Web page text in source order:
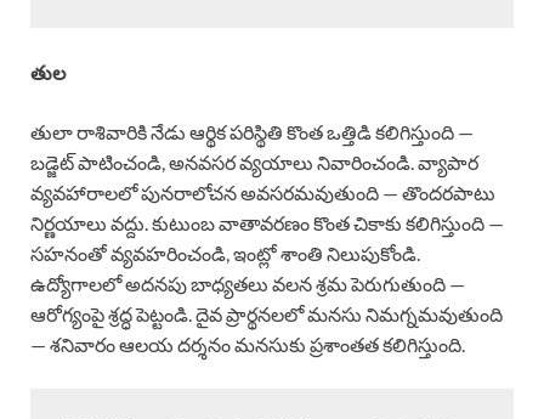
తుల
తులా రాశివారికి నేడు ఆర్థిక పరిస్థితి కొంత ఒత్తిడి కలిగిస్తుంది —
బడ్జెట్ పాటించండి, అనవసర వ్యయాలు నివారించండి. వ్యాపార
వ్యవహారాలలో పునరాలోచన అవసరమవుతుంది — తొందరపాటు
నిర్ణయాలు వద్దు. కుటుంబ వాతావరణం కొంత చికాకు కలిగిస్తుంది —
సహనంతో వ్యవహరించండి, ఇంట్లో శాంతి నిలుపుకోండి.
ఉద్యోగాలలో అదనపు బాధ్యతలు వలన శ్రమ పెరుగుతుంది —
ఆరోగ్యంపై శ్రద్ధ పెట్టండి. దైవ ప్రార్థనలలో మనసు నిమగ్నమవుతుంది
— శనివారం ఆలయ దర్శనం మనసుకు ప్రశాంతత కలిగిస్తుంది.